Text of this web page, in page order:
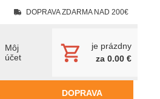
DOPRAVA ZDARMA NAD 200€
Môj
účet
je prázdny
za 0.00 €
DOPRAVA